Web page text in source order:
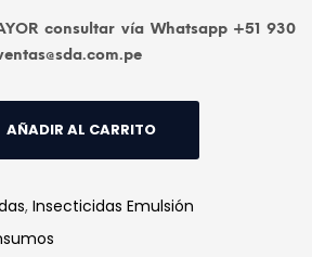
consultar vía Whatsapp +51 930
AÑADIR AL CARRITO
, Insecticidas Emulsión